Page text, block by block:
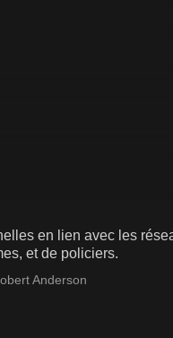
en lien avec les
et de policiers.
Anderson